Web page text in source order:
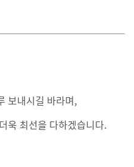
보내시길 바라며,
욱 최선을 다하겠습니다.